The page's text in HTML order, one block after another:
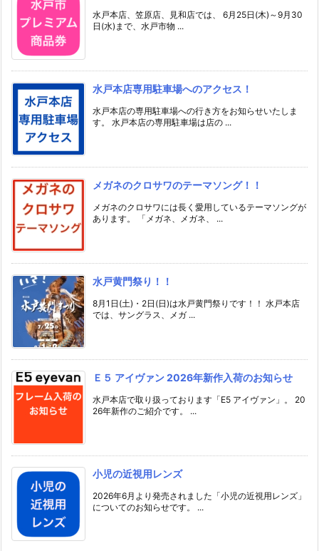
水戸本店、笠原店、見和店では、 6月25日(木)～9月30
日(水)まで、水戸市物 ...
水戸本店専用駐車場へのアクセス！
水戸本店の専用駐車場への行き方をお知らせいたしま
す。 水戸本店の専用駐車場は店の ...
メガネのクロサワのテーマソング！！
メガネのクロサワには長く愛用しているテーマソングが
あります。 「メガネ、メガネ、 ...
水戸黄門祭り！！
8月1日(土)・2日(日)は水戸黄門祭りです！！ 水戸本店
では、サングラス、メガ ...
Ｅ５ アイヴァン 2026年新作入荷のお知らせ
水戸本店で取り扱っております「E5 アイヴァン」。 20
26年新作のご紹介です。 ...
小児の近視用レンズ
2026年6月より発売されました「小児の近視用レンズ」
についてのお知らせです。 ...